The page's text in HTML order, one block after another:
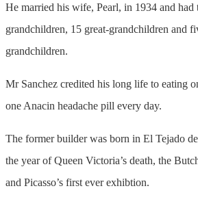
He married his wife, Pearl, in 1934 and had
grandchildren, 15 great-grandchildren and
grandchildren.
Mr Sanchez credited his long life to eating
one Anacin headache pill every day.
The former builder was born in El Tejado
the year of Queen Victoria’s death, the
and Picasso’s first ever exhibtion.